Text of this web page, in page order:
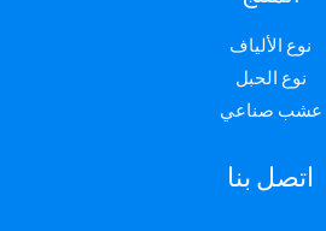
نوع الألياف
نوع الحبل
عشب صناعي
اتصل بنا